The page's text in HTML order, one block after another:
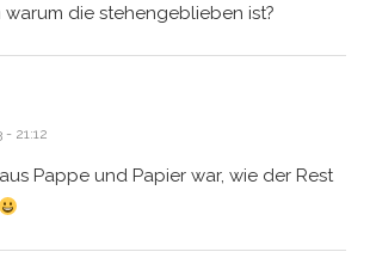
warum die stehengeblieben ist?
- 21:12
Pappe und Papier war, wie der Rest